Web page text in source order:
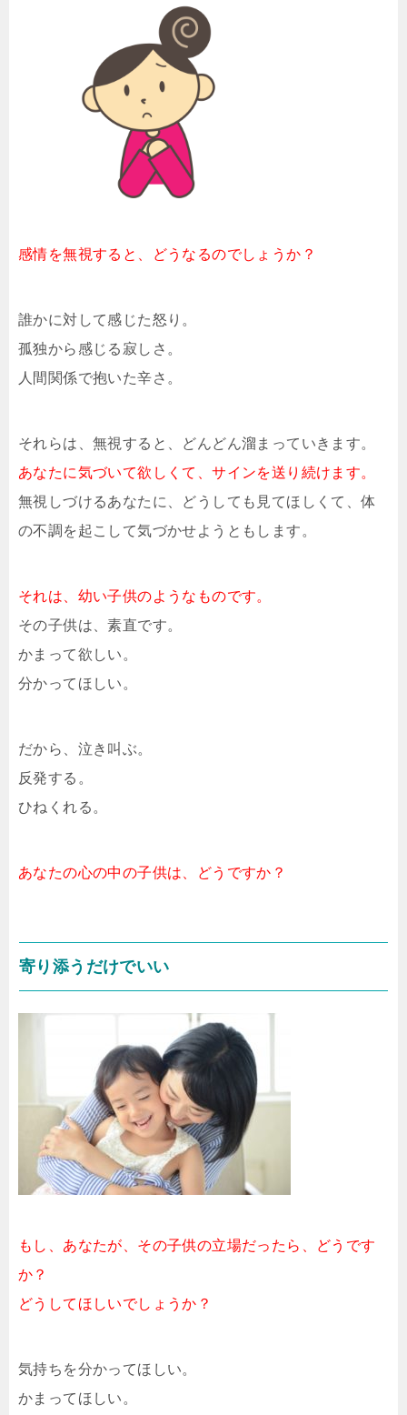
感情を無視すると、どうなるのでしょうか？
誰かに対して感じた怒り。
孤独から感じる寂しさ。
人間関係で抱いた辛さ。
それらは、無視すると、どんどん溜まっていきます。
あなたに気づいて欲しくて、サインを送り続けます。
無視しづけるあなたに、どうしても見てほしくて、体
の不調を起こして気づかせようともします。
それは、幼い子供のようなものです。
その子供は、素直です。
かまって欲しい。
分かってほしい。
だから、泣き叫ぶ。
反発する。
ひねくれる。
あなたの心の中の子供は、どうですか？
寄り添うだけでいい
もし、あなたが、その子供の立場だったら、どうです
か？
どうしてほしいでしょうか？
気持ちを分かってほしい。
かまってほしい。